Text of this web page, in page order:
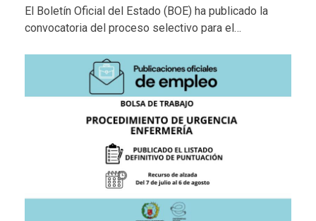
El Boletín Oficial del Estado (BOE) ha publicado la
convocatoria del proceso selectivo para el…